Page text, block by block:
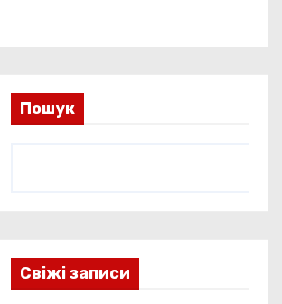
Пошук
Свіжі записи